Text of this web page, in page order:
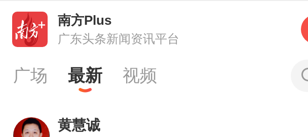
南方Plus
广东头条新闻资讯平台
广场 最新 视频
黄慧诚